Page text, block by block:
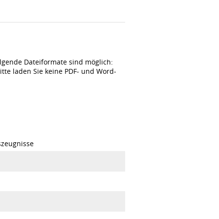
Dateiformate sind möglich:
laden Sie keine PDF- und Word-